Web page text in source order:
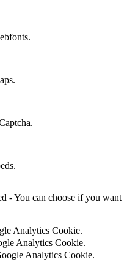
- You can choose if you want
Analytics Cookie.
Analytics Cookie.
Analytics Cookie.